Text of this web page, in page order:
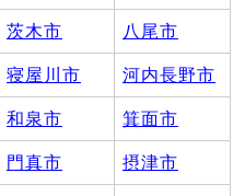
茨木市 八尾市
寝屋川市 河内長野市
和泉市 箕面市
門真市 摂津市